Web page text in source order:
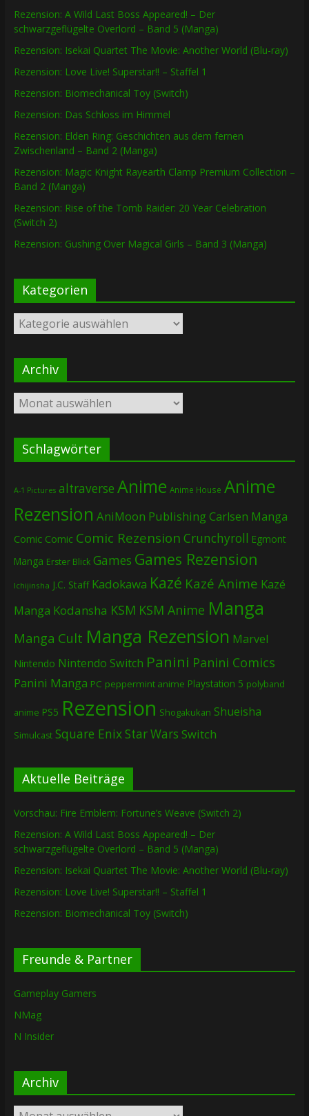
Rezension: A Wild Last Boss Appeared! – Der
schwarzgeflügelte Overlord – Band 5 (Manga)
Rezension: Isekai Quartet The Movie: Another World (Blu-ray)
Rezension: Love Live! Superstar!! – Staffel 1
Rezension: Biomechanical Toy (Switch)
Rezension: Das Schloss im Himmel
Rezension: Elden Ring: Geschichten aus dem fernen
Zwischenland – Band 2 (Manga)
Rezension: Magic Knight Rayearth Clamp Premium Collection –
Band 2 (Manga)
Rezension: Rise of the Tomb Raider: 20 Year Celebration
(Switch 2)
Rezension: Gushing Over Magical Girls – Band 3 (Manga)
Kategorien
Kategorien
Archiv
Archiv
Schlagwörter
A-1 Pictures altraverse Anime Anime House Anime
Rezension AniMoon PublishingCarlsen Manga
Comic Comic Comic Rezension Crunchyroll Egmont
Manga Erster Blick Games Games Rezension
Ichijinsha J.C. Staff Kadokawa Kazé Kazé Anime Kazé
Manga Kodansha KSM KSM Anime Manga
Manga Cult Manga Rezension Marvel
Nintendo Nintendo Switch Panini Panini Comics
Panini Manga PC peppermint anime Playstation 5 polyband
anime PS5 Rezension Shogakukan Shueisha
Simulcast Square EnixStar Wars Switch
Aktuelle Beiträge
Vorschau: Fire Emblem: Fortune’s Weave (Switch 2)
Rezension: A Wild Last Boss Appeared! – Der
schwarzgeflügelte Overlord – Band 5 (Manga)
Rezension: Isekai Quartet The Movie: Another World (Blu-ray)
Rezension: Love Live! Superstar!! – Staffel 1
Rezension: Biomechanical Toy (Switch)
Freunde & Partner
Gameplay Gamers
NMag
N Insider
Archiv
Archiv